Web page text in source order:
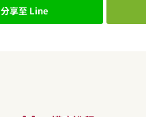
分享至 Line